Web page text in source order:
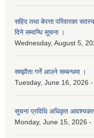
सहिद तथा बेपत्ता परिवारका
दिने सम्वन्धि सूचना ।
Wednesday, August 5,
सम्झौता गर्ने आउने सम्बन्धमा ।
Tuesday, June 16, 2026
सूचना प्रविधि अधिकृत
Monday, June 15, 2026 -